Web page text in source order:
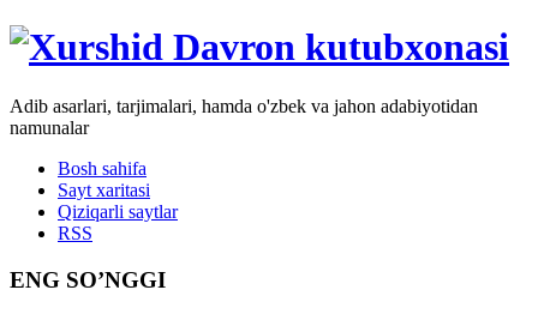
Adib asarlari, tarjimalari, hamda o'zbek va jahon adabiyotidan
namunalar
Bosh sahifa
Sayt xaritasi
Qiziqarli saytlar
RSS
ENG SO’NGGI